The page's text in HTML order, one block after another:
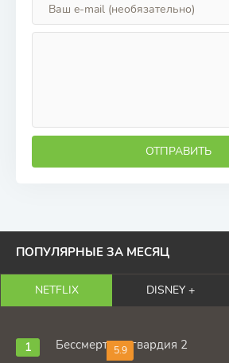
ОТПРАВИТЬ
ПОПУЛЯРНЫЕ ЗА МЕСЯЦ
NETFLIX DISNEY +
5.9
Бессмертная гвардия 2